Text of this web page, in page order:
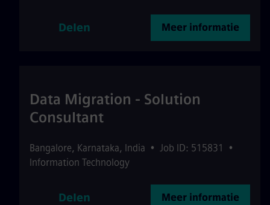
Delen Meer informatie
Data Migration - Solution
Consultant
Bangalore, Karnataka, India • Job ID: 515831
•
Information Technology
Delen Meer informatie